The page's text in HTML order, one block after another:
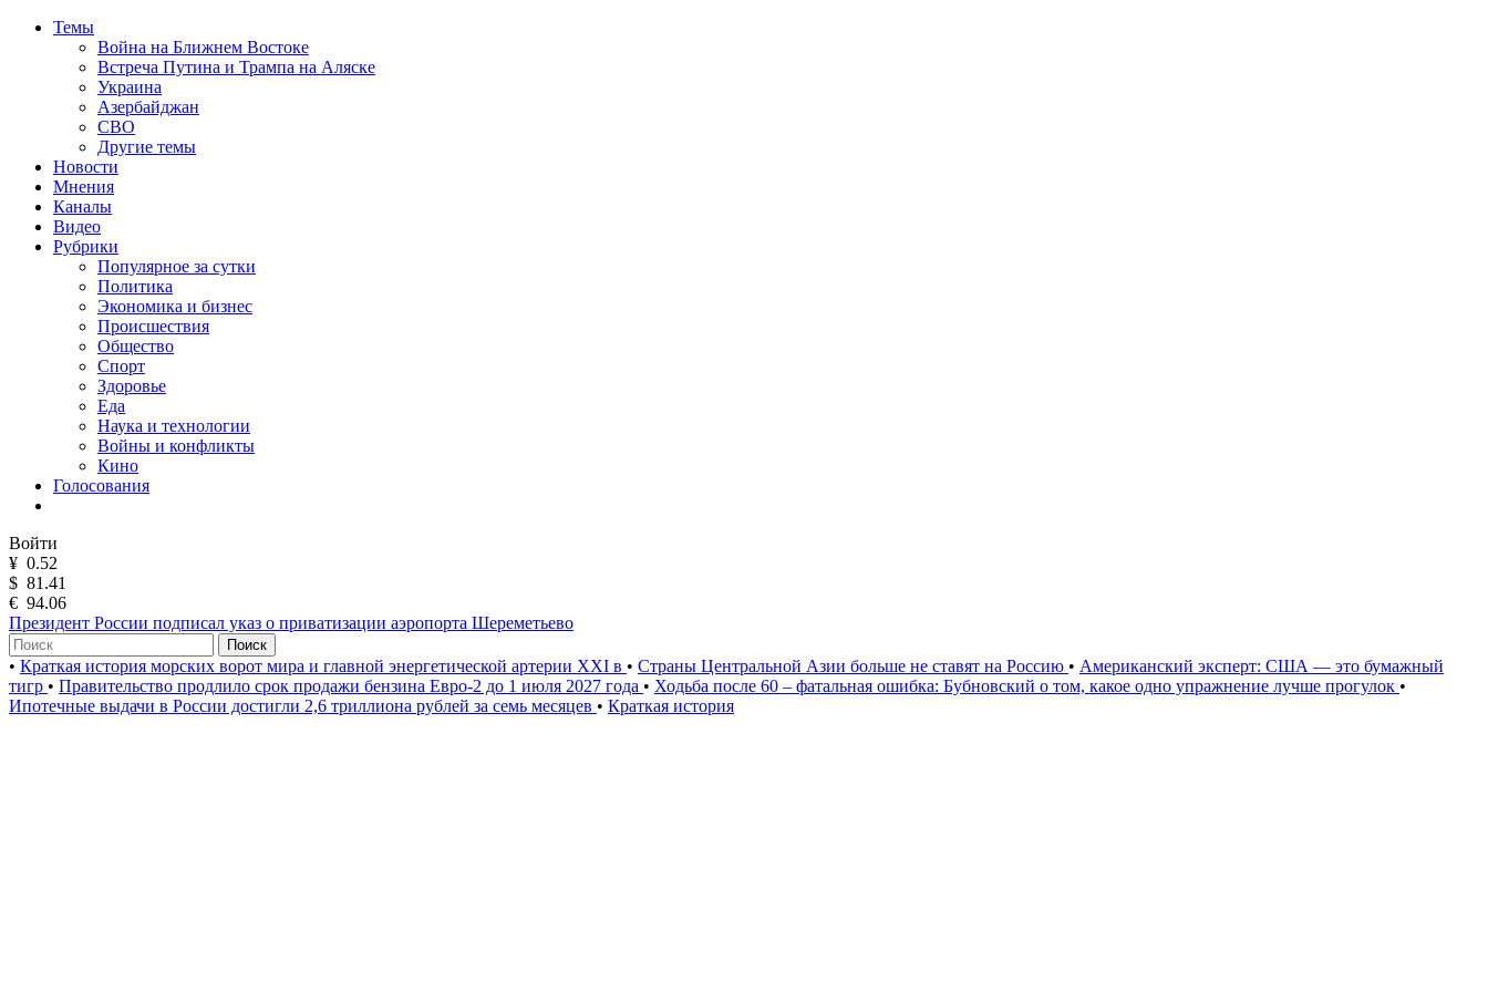
Темы
Война на Ближнем Востоке
Встреча Путина и Трампа на Аляске
Украина
Азербайджан
СВО
Другие темы
Новости
Мнения
Каналы
Видео
Рубрики
Популярное за сутки
Политика
Экономика и бизнес
Происшествия
Общество
Спорт
Здоровье
Еда
Наука и технологии
Войны и конфликты
Кино
Голосования
Войти
¥ 0.52
$ 81.41
€ 94.06
Президент России подписал указ о приватизации аэропорта Шереметьево
Поиск
• Краткая история морских ворот мира и главной энергетической артерии XXI в • Страны Центральной Азии больше не ставят на Россию • Американский эксперт: США — это бумажный
тигр • Правительство продлило срок продажи бензина Евро-2 до 1 июля 2027 года • Ходьба после 60 – фатальная ошибка: Бубновский о том, какое одно упражнение лучше прогулок •
Ипотечные выдачи в России достигли 2,6 триллиона рублей за семь месяцев • Краткая история